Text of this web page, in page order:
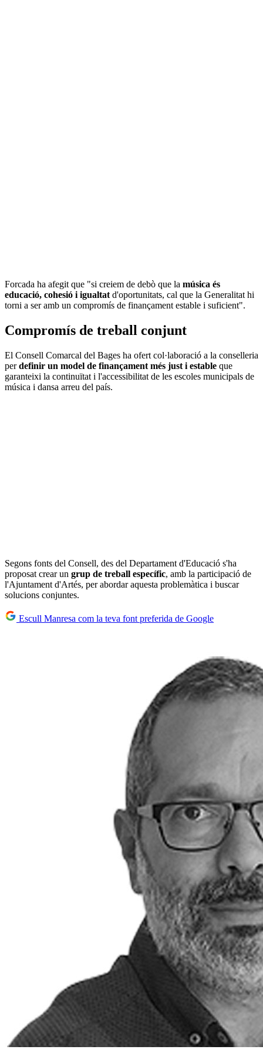
Forcada ha afegit que "si creiem de debò que la música és
educació, cohesió i igualtat d'oportunitats, cal que la Generalitat hi
torni a ser amb un compromís de finançament estable i suficient".
Compromís de treball conjunt
El Consell Comarcal del Bages ha ofert col·laboració a la conselleria
perdefinir un model de finançament més just i estable que
garanteixi la continuïtat i l'accessibilitat de les escoles municipals de
música i dansa arreu del país.
Segons fonts del Consell, des del Departament d'Educació s'ha
proposat crear un grup de treball específic, amb la participació de
l'Ajuntament d'Artés, per abordar aquesta problemàtica i buscar
solucions conjuntes.
Escull Manresa com la teva font preferida de Google